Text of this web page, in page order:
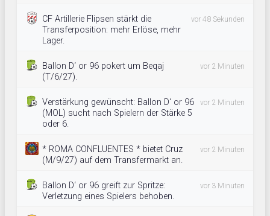
CF Artillerie Flipsen stärkt die
Transferposition: mehr Erlöse, mehr
Lager.
vor 48 Sekunden
Ballon D‘ or 96 pokert um Beqaj
(T/6/27).
vor 2 Minuten
Verstärkung gewünscht: Ballon D‘ or 96
(MOL) sucht nach Spielern der Stärke 5
oder 6.
vor 2 Minuten
* ROMA CONFLUENTES * bietet Cruz
(M/9/27) auf dem Transfermarkt an.
vor 2 Minuten
Ballon D‘ or 96 greift zur Spritze:
Verletzung eines Spielers behoben.
vor 3 Minuten